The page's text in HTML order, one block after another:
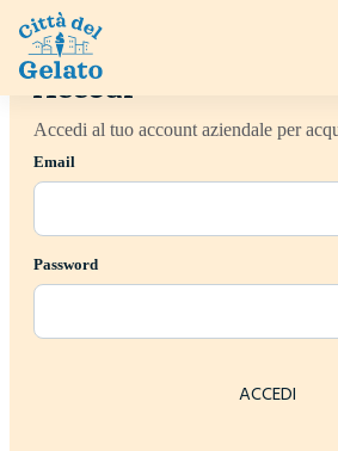
Accedi
Accedi al tuo account aziendale per
Email
Password
ACCEDI